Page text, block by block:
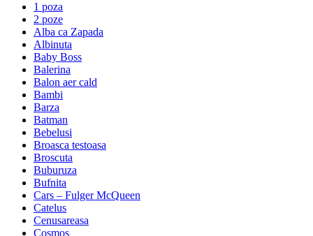
1 poza
2 poze
Alba ca Zapada
Albinuta
Baby Boss
Balerina
Balon aer cald
Bambi
Barza
Batman
Bebelusi
Broasca testoasa
Broscuta
Buburuza
Bufnita
Cars – Fulger McQueen
Catelus
Cenusareasa
Cosmos